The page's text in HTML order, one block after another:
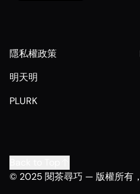
隱私權政策
明天明
PLURK
© 2025 閱茶尋巧 — 版權所有